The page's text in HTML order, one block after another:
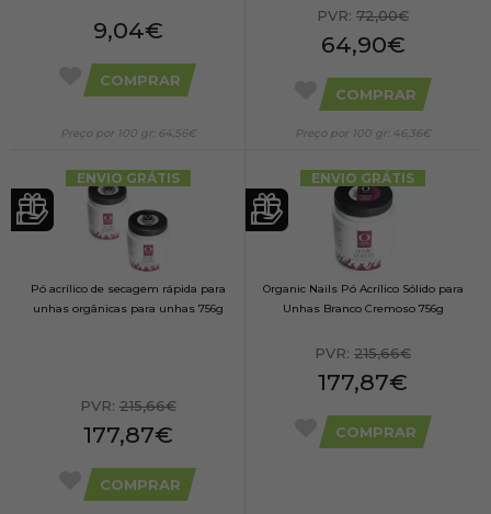
9,04€
COMPRAR
Preço por 100 gr: 64,56€
PVR: 72,00€
64,90€
COMPRAR
Preço por 100 gr: 46,36€
ENVIO GRÁTIS
Pó acrílico de secagem rápida para
unhas orgânicas para unhas 756g
PVR:215,66€
177,87€
COMPRAR
ENVIO GRÁTIS
Organic Nails Pó Acrílico Sólido para
Unhas Branco Cremoso 756g
PVR: 215,66€
177,87€
COMPRAR